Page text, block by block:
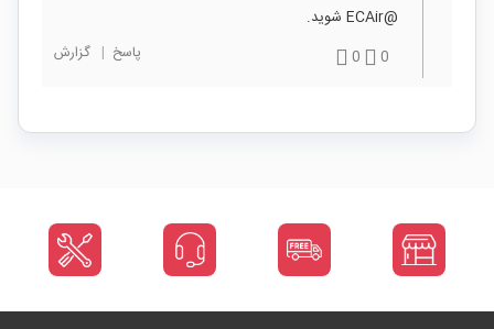
@ECAir شوید.
0
0 پاسخ | گزارش